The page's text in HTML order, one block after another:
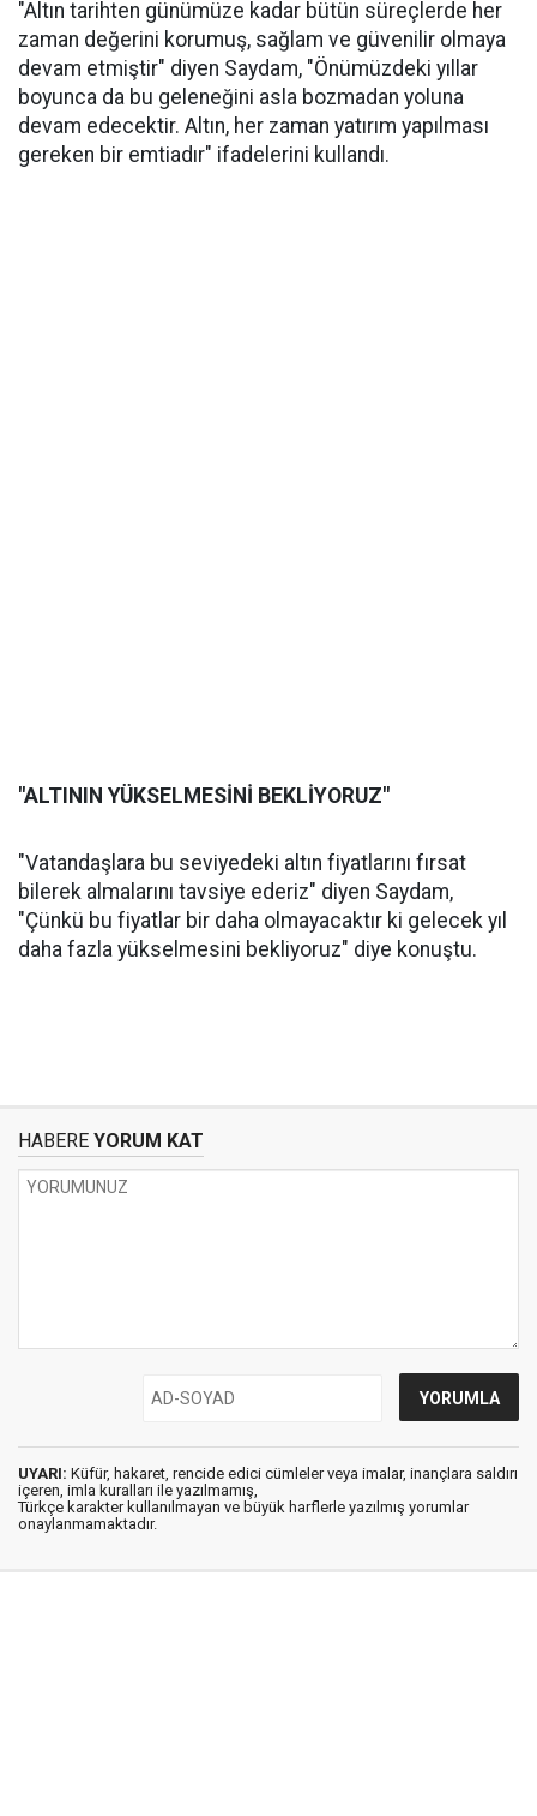
"Altın tarihten günümüze kadar bütün süreçlerde her
zaman değerini korumuş, sağlam ve güvenilir olmaya
devam etmiştir" diyen Saydam, "Önümüzdeki yıllar
boyunca da bu geleneğini asla bozmadan yoluna
devam edecektir. Altın, her zaman yatırım yapılması
gereken bir emtiadır" ifadelerini kullandı.
"ALTININ YÜKSELMESİNİ BEKLİYORUZ"
"Vatandaşlara bu seviyedeki altın fiyatlarını fırsat
bilerek almalarını tavsiye ederiz" diyen Saydam,
"Çünkü bu fiyatlar bir daha olmayacaktır ki gelecek yıl
daha fazla yükselmesini bekliyoruz" diye konuştu.
HABERE YORUM KAT
UYARI: Küfür, hakaret, rencide edici cümleler veya imalar, inançlara saldırı
içeren, imla kuralları ile yazılmamış,
Türkçe karakter kullanılmayan ve büyük harflerle yazılmış yorumlar
onaylanmamaktadır.